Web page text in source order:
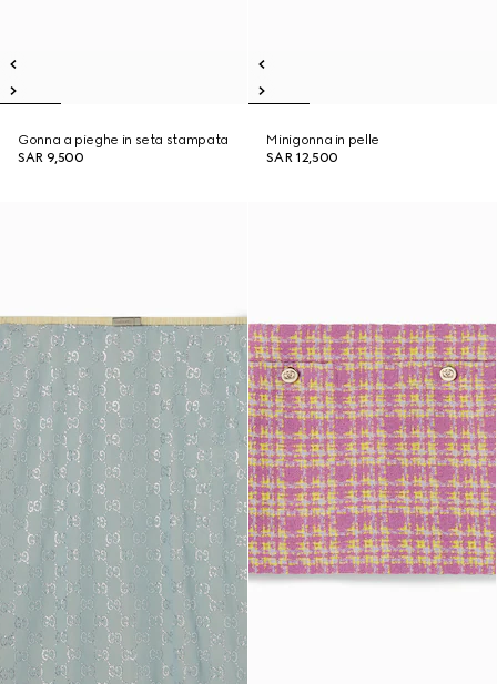
Gonna a pieghe in seta stampata
SAR 9,500
Minigonna in pelle
SAR 12,500